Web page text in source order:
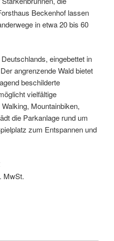
Beckenhof lassen
in etwa 20 bis 60
eingebettet in
angrenzende Wald bietet
beschilderte
vielfältige
Mountainbiken,
die Parkanlage rund um
zum Entspannen und
MwSt.